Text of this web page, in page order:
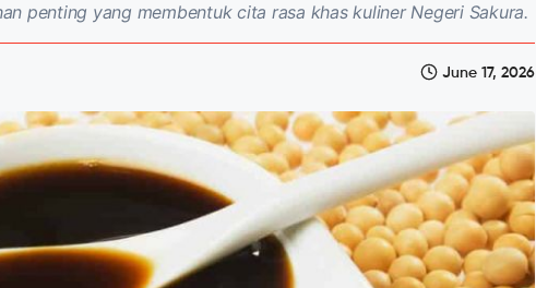
penting yang membentuk cita rasa khas kuliner Negeri Sakura.
June 17, 2026